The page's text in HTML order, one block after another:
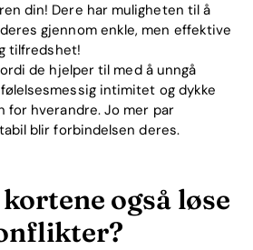
din! Dere har muligheten til å
gjennom enkle, men effektive
tilfredshet!
de hjelper til med å unngå
intimitet og dykke
for hverandre. Jo mer par
blir forbindelsen deres.
også løse